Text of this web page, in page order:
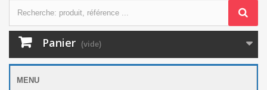
Panier (vide)
MENU